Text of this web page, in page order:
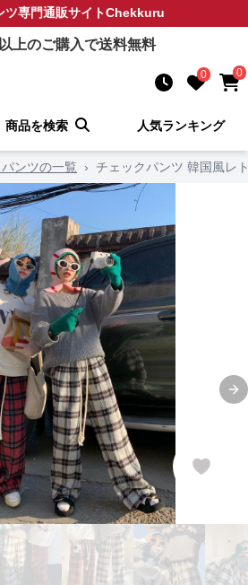
ツ専門通販サイトChekkuru
上のご購入で送料無料
0 0
商品を検索 人気ランキング
ンツの一覧 › チェックパンツ 韓国風レ